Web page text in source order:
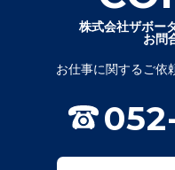
株式会社ザボー
お問
お仕事に関するご依